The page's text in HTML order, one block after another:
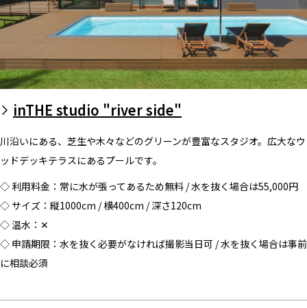
inTHE studio "river side"
川沿いにある、芝生や木々などのグリーンが豊富なスタジオ。広大なウ
ッドデッキテラスにあるプールです。
◇ 利用料金：常に水が張ってあるため無料 / 水を抜く場合は55,000円
◇ サイズ：縦1000cm / 横400cm / 深さ120cm
◇ 温水：✕
◇ 申請期限：水を抜く必要がなければ撮影当日可 / 水を抜く場合は事前
に相談必須